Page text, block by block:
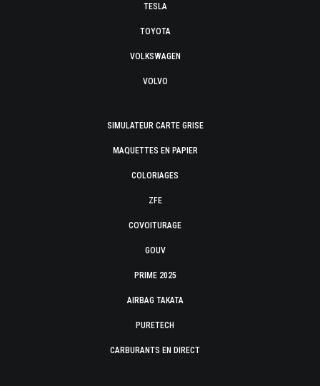
TESLA
TOYOTA
VOLKSWAGEN
VOLVO
SIMULATEUR CARTE GRISE
MAQUETTES EN PAPIER
COLORIAGES
ZFE
COVOITURAGE
GOUV
PRIME 2025
AIRBAG TAKATA
PURETECH
CARBURANTS EN DIRECT